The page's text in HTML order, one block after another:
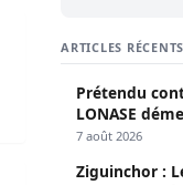
des Nations
ARTICLES RÉCENTS
Prétendu
LONASE
Digital » et
7 août 2026
Ziguinchor :